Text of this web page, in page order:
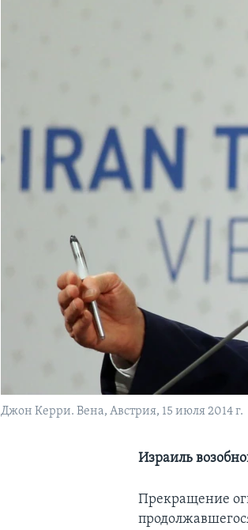
Джон Керри. Вена, Австрия, 15 июля 2014 г.
Израиль
Прекращение